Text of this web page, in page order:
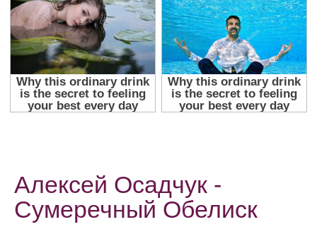
Алексей Осадчук -
Сумеречный Обелиск